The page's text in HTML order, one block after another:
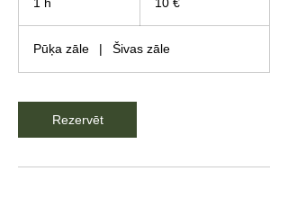
Pūķa zāle | Šivas zāle
Rezervēt